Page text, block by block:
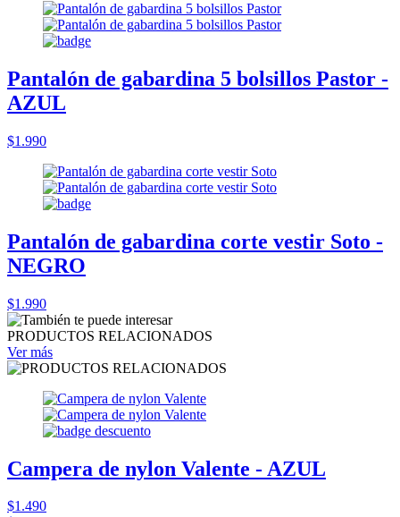
Pantalón de gabardina 5 bolsillos Pastor -
AZUL
$1.990
Pantalón de gabardina corte vestir Soto -
NEGRO
$1.990
PRODUCTOS RELACIONADOS
Ver más
Campera de nylon Valente - AZUL
$1.490